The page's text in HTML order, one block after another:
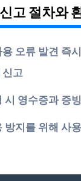
고 절차와
오류 발견 즉
신고
시 영수증과 증
방지를 위해 사